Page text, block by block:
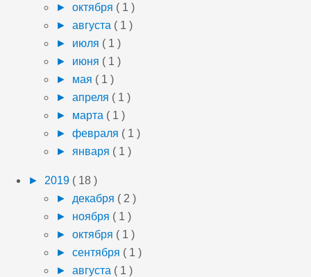
► октября ( 1 )
► августа ( 1 )
► июля ( 1 )
► июня ( 1 )
► мая ( 1 )
► апреля ( 1 )
► марта ( 1 )
► февраля ( 1 )
► января ( 1 )
► 2019 ( 18 )
► декабря ( 2 )
► ноября ( 1 )
► октября ( 1 )
► сентября ( 1 )
► августа ( 1 )